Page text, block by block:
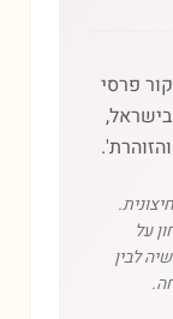
פרסי
על
לבין